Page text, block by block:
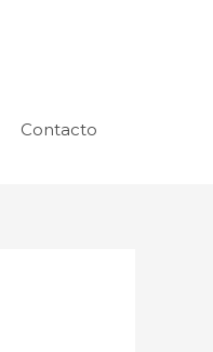
Contacto